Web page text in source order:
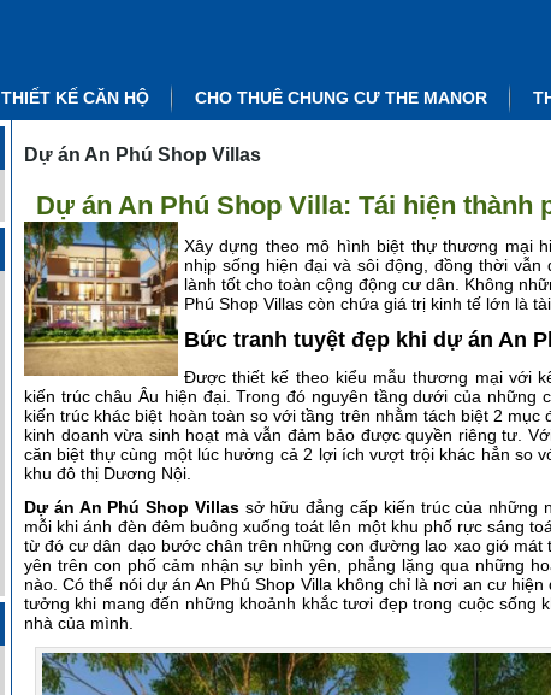
THIẾT KẾ CĂN HỘ CHO THUÊ CHUNG CƯ THE MANOR
Dự án An Phú Shop Villas
Dự án An Phú Shop Villa: Tái hiện thành
Xây dựng theo mô hình biệt thự thương mại
nhịp sống hiện đại và sôi động, đồng thời
lành tốt cho toàn cộng động cư dân. Không
Phú Shop Villas còn chứa giá trị kinh tế lớn là
Bức tranh tuyệt đẹp khi dự án An
Được thiết kế theo kiểu mẫu thương mại với
kiến trúc châu Âu hiện đại. Trong đó nguyên tầng dưới của những
kiến trúc khác biệt hoàn toàn so với tầng trên nhằm tách biệt 2
kinh doanh vừa sinh hoạt mà vẫn đảm bảo được quyền riêng tư.
căn biệt thự cùng một lúc hưởng cả 2 lợi ích vượt trội khác hẳn so
khu đô thị Dương Nội.
Dự án An Phú Shop Villassở hữu đẳng cấp kiến trúc của những
mỗi khi ánh đèn đêm buông xuống toát lên một khu phố rực sáng
từ đó cư dân dạo bước chân trên những con đường lao xao gió
yên trên con phố cảm nhận sự bình yên, phẳng lặng qua những
nào. Có thể nói dự án An Phú Shop Villa không chỉ là nơi an cư
tưởng khi mang đến những khoảnh khắc tươi đẹp trong cuộc sống
nhà của mình.